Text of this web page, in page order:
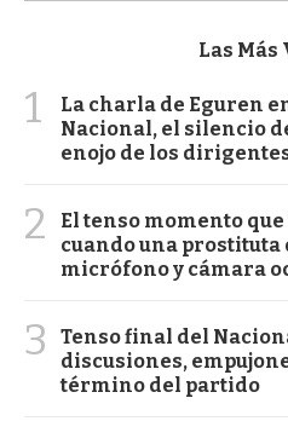
Las Más
1
La charla de Eguren
Nacional, el silencio
enojo de los
2
El tenso momento
cuando una prostituta
micrófono y cámara
3
Tenso final del
discusiones,
término del partido